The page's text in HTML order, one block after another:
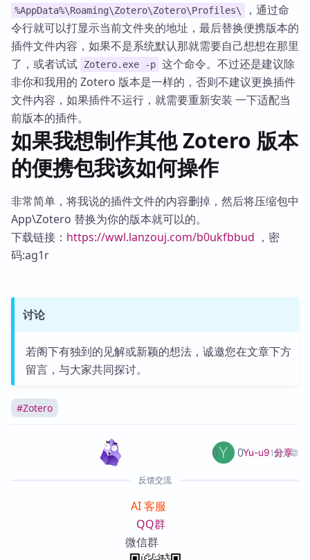
%AppData%\Roaming\Zotero\Zotero\Profiles\
，通过命
令行就可以打显示当前文件夹的地址，最后替换便携版本的
插件文件内容，如果不是系统默认那就需要自己想想在那里
了，或者试试
Zotero.exe -p 这个命令。不过还是建议除
非你和我用的 Zotero 版本是一样的，否则不建议更换插件
文件内容，如果插件不运行，就需要重新安装 一下适配当
前版本的插件。
如果我想制作其他 Zotero 版本
的便携包我该如何操作
非常简单，将我说的插件文件的内容删掉，然后将压缩包中
App\Zotero 替换为你的版本就可以的。
下载链接： https://wwl.lanzouj.com/b0ukfbbud ，密
码:ag1r
讨论
若阁下有独到的见解或新颖的想法，诚邀您在文章下方
留言，与大家共同探讨。
#Zotero
Yu-u91篇文章
0 0 分享
反馈交流
AI 客服
QQ群
微信群